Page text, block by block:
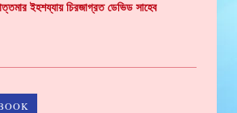
ইহশয্যায় চিরজাগ্রত ডেভিড সাহেব